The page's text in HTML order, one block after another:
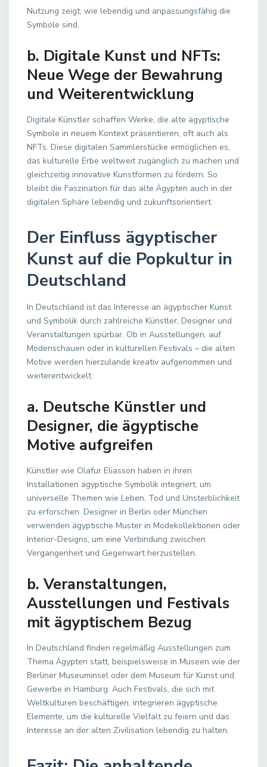
Nutzung zeigt, wie lebendig und anpassungsfähig die
Symbole sind.
b. Digitale Kunst und NFTs:
Neue Wege der Bewahrung
und Weiterentwicklung
Digitale Künstler schaffen Werke, die alte ägyptische
Symbole in neuem Kontext präsentieren, oft auch als
NFTs. Diese digitalen Sammlerstücke ermöglichen es,
das kulturelle Erbe weltweit zugänglich zu machen und
gleichzeitig innovative Kunstformen zu fördern. So
bleibt die Faszination für das alte Ägypten auch in der
digitalen Sphäre lebendig und zukunftsorientiert.
Der Einfluss ägyptischer
Kunst auf die Popkultur in
Deutschland
In Deutschland ist das Interesse an ägyptischer Kunst
und Symbolik durch zahlreiche Künstler, Designer und
Veranstaltungen spürbar. Ob in Ausstellungen, auf
Modenschauen oder in kulturellen Festivals – die alten
Motive werden hierzulande kreativ aufgenommen und
weiterentwickelt.
a. Deutsche Künstler und
Designer, die ägyptische
Motive aufgreifen
Künstler wie Olafur Eliasson haben in ihren
Installationen ägyptische Symbolik integriert, um
universelle Themen wie Leben, Tod und Unsterblichkeit
zu erforschen. Designer in Berlin oder München
verwenden ägyptische Muster in Modekollektionen oder
Interior-Designs, um eine Verbindung zwischen
Vergangenheit und Gegenwart herzustellen.
b. Veranstaltungen,
Ausstellungen und Festivals
mit ägyptischem Bezug
In Deutschland finden regelmäßig Ausstellungen zum
Thema Ägypten statt, beispielsweise in Museen wie der
Berliner Museuminsel oder dem Museum für Kunst und
Gewerbe in Hamburg. Auch Festivals, die sich mit
Weltkulturen beschäftigen, integrieren ägyptische
Elemente, um die kulturelle Vielfalt zu feiern und das
Interesse an der alten Zivilisation lebendig zu halten.